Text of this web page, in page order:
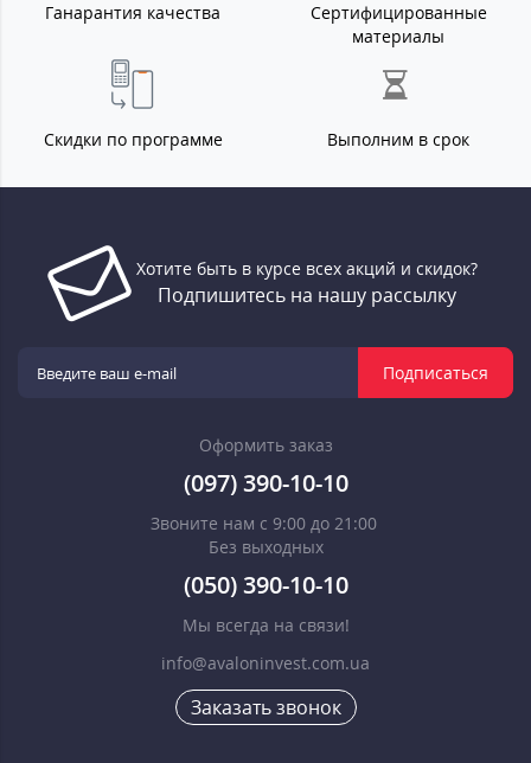
Ганарантия качества
Сертифицированные
материалы
Скидки по программе Выполним в срок
Хотите быть в курсе всех акций и скидок?
Подпишитесь на нашу рассылку
Подписаться
Оформить заказ
(097) 390-10-10
Звоните нам с 9:00 до 21:00
Без выходных
(050) 390-10-10
Мы всегда на связи!
info@avaloninvest.com.ua
Заказать звонок